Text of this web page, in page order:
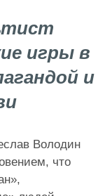
игры в
и
Володин
что